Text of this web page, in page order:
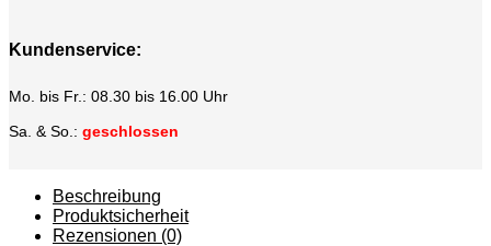
Kundenservice:
Mo. bis Fr.: 08.30 bis 16.00 Uhr
Sa. & So.: geschlossen
Beschreibung
Produktsicherheit
Rezensionen (0)